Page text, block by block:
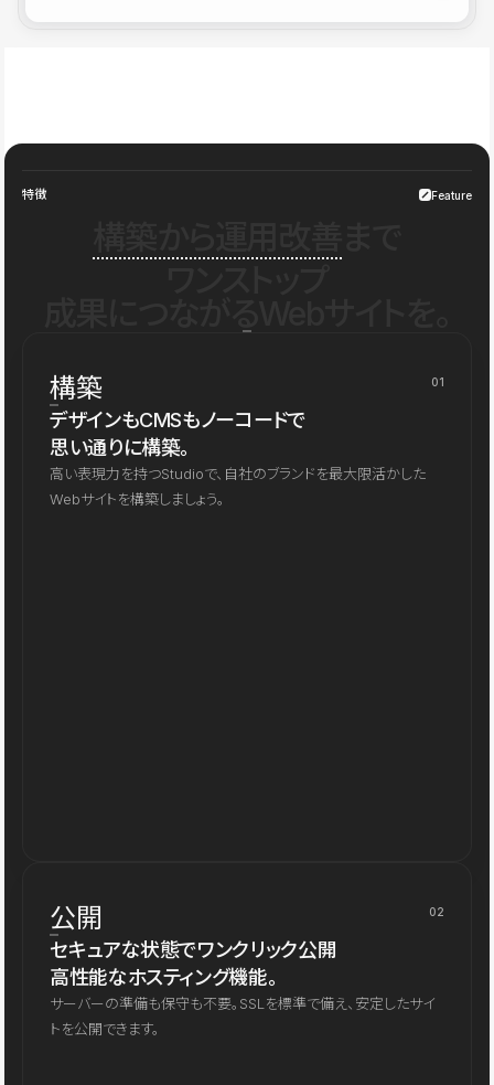
特徴 Feature
構築 01
デザインもCMSもノーコードで
思い通りに構築。
高い表現力を持つStudioで、自社のブランドを最大限活かした
Webサイトを構築しましょう。
公開 02
セキュアな状態でワンクリック公開
高性能なホスティング機能。
サーバーの準備も保守も不要。SSLを標準で備え、安定したサイ
トを公開できます。